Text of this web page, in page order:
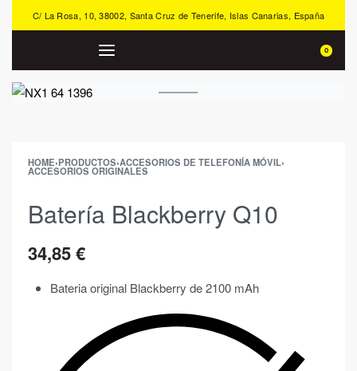
C/ La Rosa, 10, 38002, Santa Cruz de Tenerife, Islas Canarias, España
0
HOME›PRODUCTOS›ACCESORIOS DE TELEFONÍA MÓVIL›
ACCESORIOS ORIGINALES
Batería Blackberry Q10
34,85€
Bateria original Blackberry de 2100 mAh